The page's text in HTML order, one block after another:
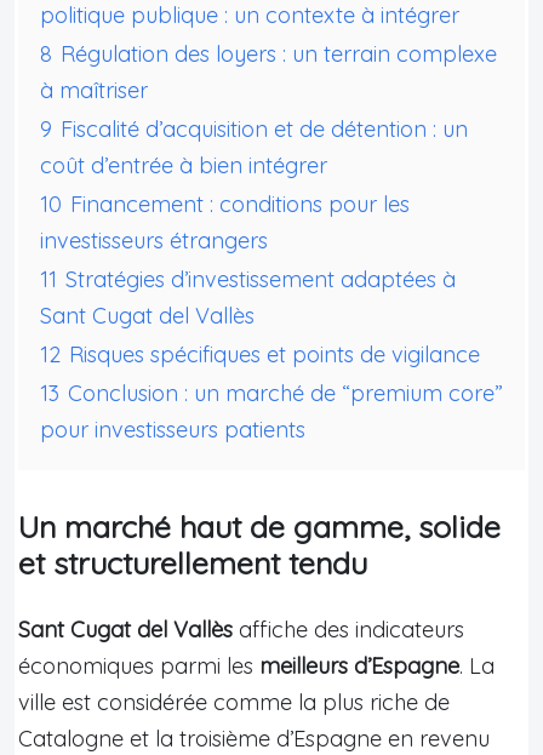
politique publique : un contexte à intégrer
8 Régulation des loyers : un terrain complexe
à maîtriser
9 Fiscalité d’acquisition et de détention : un
coût d’entrée à bien intégrer
10 Financement : conditions pour les
investisseurs étrangers
11 Stratégies d’investissement adaptées à
Sant Cugat del Vallès
12 Risques spécifiques et points de vigilance
13 Conclusion : un marché de “premium core”
pour investisseurs patients
Un marché haut de gamme, solide
et structurellement tendu
Sant Cugat del Vallès affiche des indicateurs
économiques parmi les meilleurs d’Espagne. La
ville est considérée comme la plus riche de
Catalogne et la troisième d’Espagne en revenu